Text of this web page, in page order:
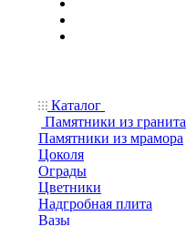
Каталог
Памятники из гранита
Памятники из мрамора
Цоколя
Ограды
Цветники
Надгробная плита
Вазы